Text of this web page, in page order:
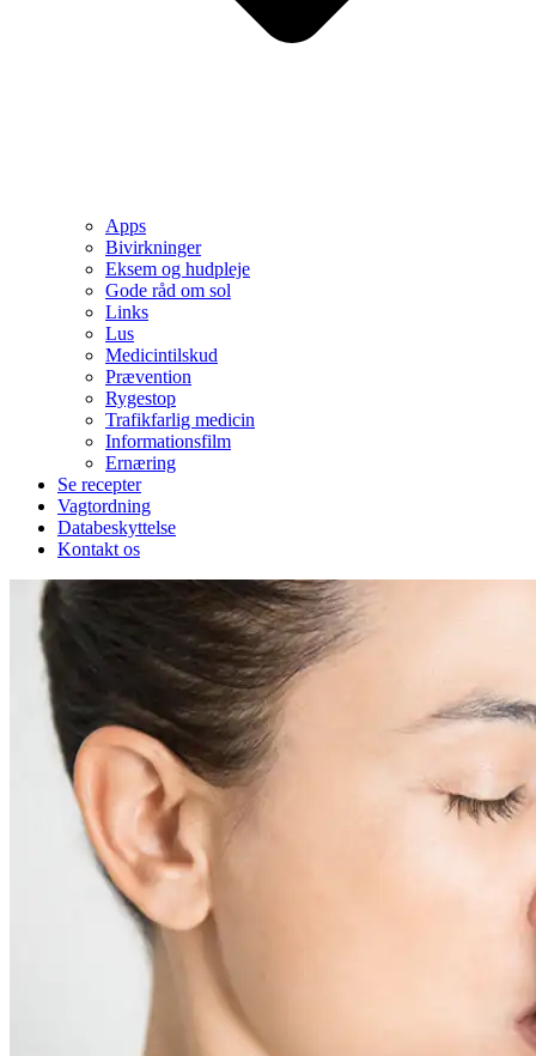
Apps
Bivirkninger
Eksem og hudpleje
Gode råd om sol
Links
Lus
Medicintilskud
Prævention
Rygestop
Trafikfarlig medicin
Informationsfilm
Ernæring
Se recepter
Vagtordning
Databeskyttelse
Kontakt os